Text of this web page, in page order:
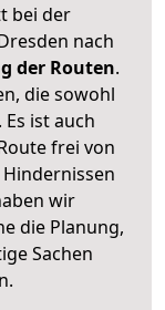
bei der
nach
der Routen.
die sowohl
ist auch
frei von
wir
die Planung,
Sachen